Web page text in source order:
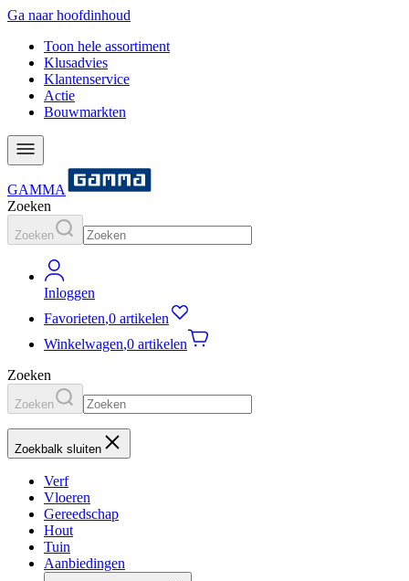
Ga naar hoofdinhoud
Toon hele assortiment
Klusadvies
Klantenservice
Actie
Bouwmarkten
GAMMA
Zoeken
Zoeken
Inloggen
Favorieten,0 artikelen
Winkelwagen,0 artikelen
Zoeken
Zoeken
Zoekbalk sluiten
Verf
Vloeren
Gereedschap
Hout
Tuin
Aanbiedingen